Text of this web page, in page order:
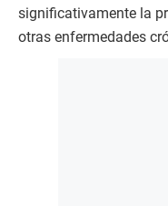
significativamente la
otras enfermedades